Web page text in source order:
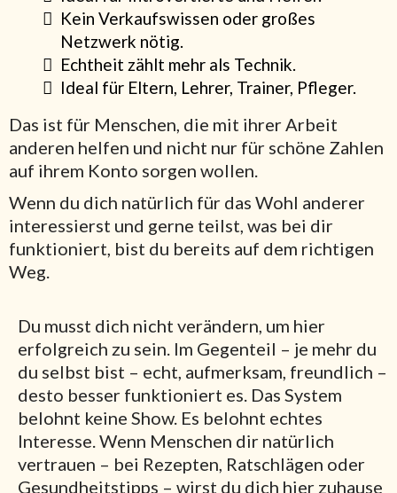
Kein Verkaufswissen oder großes
Netzwerk nötig.
Echtheit zählt mehr als Technik.
Ideal für Eltern, Lehrer, Trainer, Pfleger.
Das ist für Menschen, die mit ihrer Arbeit
anderen helfen und nicht nur für schöne Zahlen
auf ihrem Konto sorgen wollen.
Wenn du dich natürlich für das Wohl anderer
interessierst und gerne teilst, was bei dir
funktioniert, bist du bereits auf dem richtigen
Weg.
Du musst dich nicht verändern, um hier
erfolgreich zu sein. Im Gegenteil – je mehr du
du selbst bist – echt, aufmerksam, freundlich –
desto besser funktioniert es. Das System
belohnt keine Show. Es belohnt echtes
Interesse. Wenn Menschen dir natürlich
vertrauen – bei Rezepten, Ratschlägen oder
Gesundheitstipps – wirst du dich hier zuhause